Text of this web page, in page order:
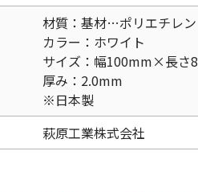
材質：基材…ポリエチレ
カラー：ホワイト
サイズ：幅100mm×長
厚み：2.0mm
※日本製
萩原工業株式会社